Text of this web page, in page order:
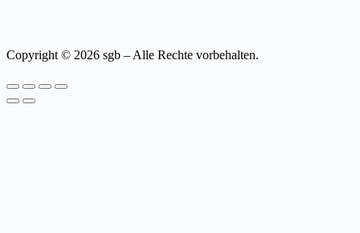
Copyright © 2026 sgb – Alle Rechte vorbehalten.